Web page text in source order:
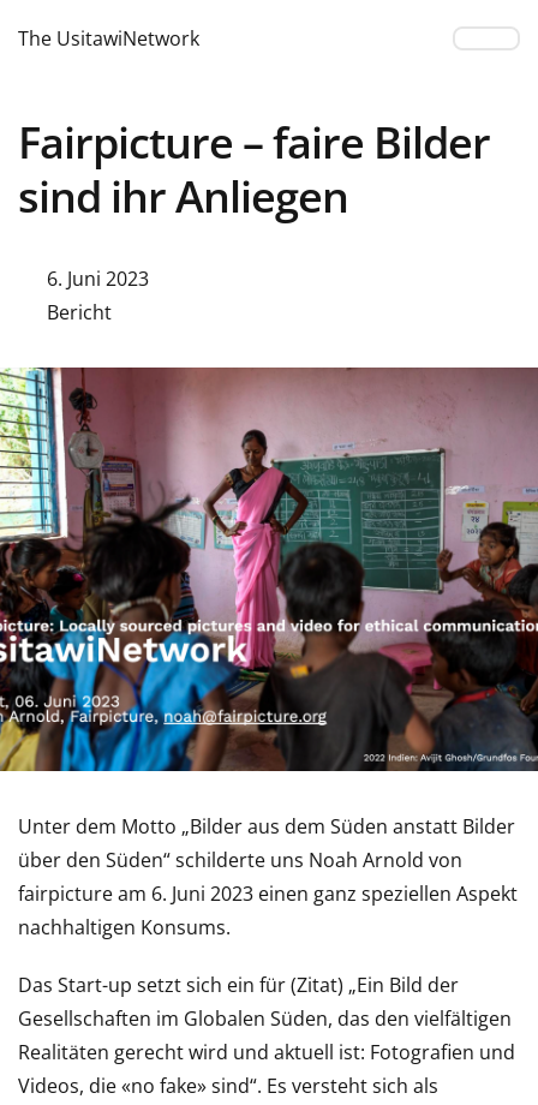
The UsitawiNetwork
Fairpicture – faire Bilder
sind ihr Anliegen
6. Juni 2023
Bericht
Unter dem Motto „Bilder aus dem Süden anstatt Bilder
über den Süden“ schilderte uns Noah Arnold von
fairpicture am 6. Juni 2023 einen ganz speziellen Aspekt
nachhaltigen Konsums.
Das Start-up setzt sich ein für (Zitat) „Ein Bild der
Gesellschaften im Globalen Süden, das den vielfältigen
Realitäten gerecht wird und aktuell ist: Fotografien und
Videos, die «no fake» sind“. Es versteht sich als